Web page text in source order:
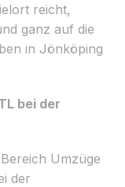
reicht,
ganz auf die
in Jönköping
bei der
Umzüge
der